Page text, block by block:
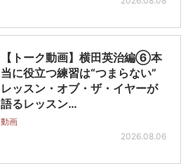
【トーク動画】横田英治編⑥本
当に役立つ練習は“つまらない”
レッスン・オブ・ザ・イヤーが
語るレッスン…
動画
2026.08.06